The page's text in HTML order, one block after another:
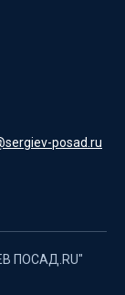
posad.ru
ПОСАД.RU"